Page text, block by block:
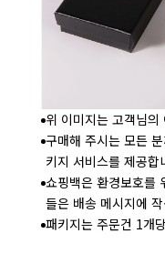
위 이미지는 고객님
구매해 주시는 모든
키지 서비스를 제공합
쇼핑백은 환경보호를
들은 배송 메시지에
패키지는 주문건 1개